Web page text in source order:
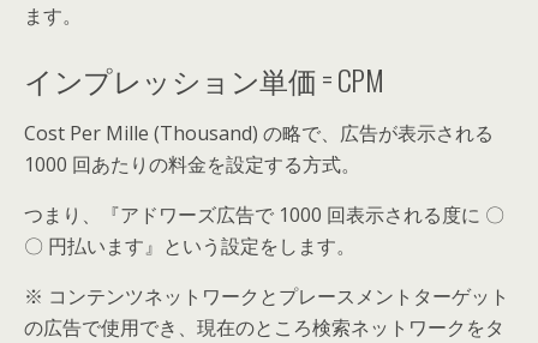
ます。
インプレッション単価 = CPM
Cost Per Mille (Thousand) の略で、広告が表示される
1000 回あたりの料金を設定する方式。
つまり、『アドワーズ広告で 1000 回表示される度に 〇
〇 円払います』という設定をします。
※ コンテンツネットワークとプレースメントターゲット
の広告で使用でき、現在のところ検索ネットワークをタ